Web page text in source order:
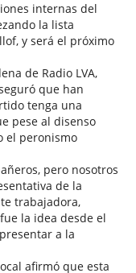
internas del
la lista
y será el próximo
de Radio LVA,
que han
tenga una
pese al disenso
el peronismo
pero nosotros
de la
trabajadora,
la idea desde el
a la
afirmó que esta